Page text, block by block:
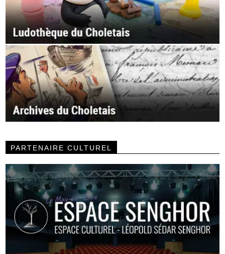
PARTENAIRE CULTUREL